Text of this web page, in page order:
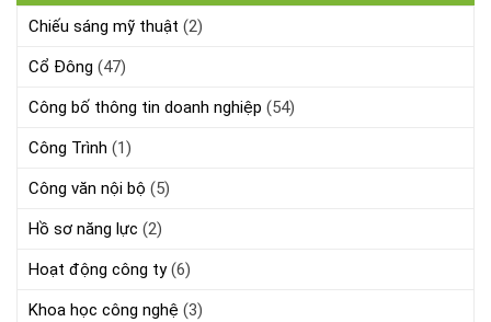
Chiếu sáng mỹ thuật (2)
Cổ Đông (47)
Công bố thông tin doanh nghiệp (54)
Công Trình (1)
Công văn nội bộ (5)
Hồ sơ năng lực (2)
Hoạt động công ty(6)
Khoa học công nghệ (3)